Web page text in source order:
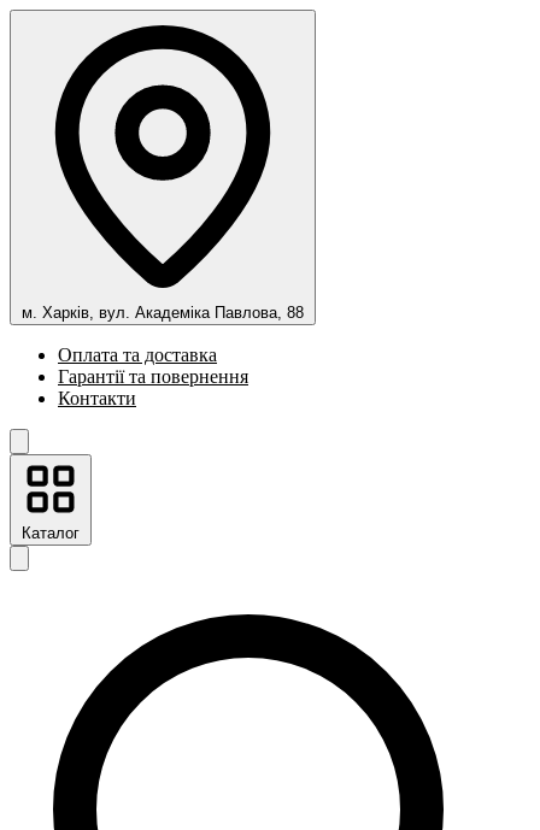
м. Харків, вул. Академіка Павлова, 88
Оплата та доставка
Гарантії та повернення
Контакти
Каталог